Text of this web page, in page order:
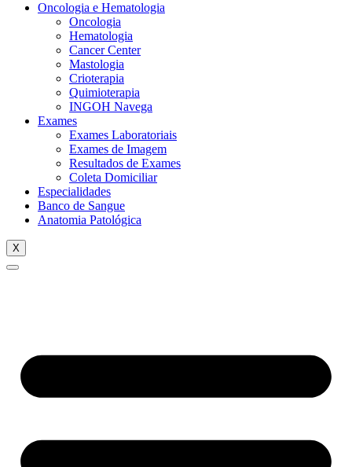
Oncologia e Hematologia
Oncologia
Hematologia
Cancer Center
Mastologia
Crioterapia
Quimioterapia
INGOH Navega
Exames
Exames Laboratoriais
Exames de Imagem
Resultados de Exames
Coleta Domiciliar
Especialidades
Banco de Sangue
Anatomia Patológica
X